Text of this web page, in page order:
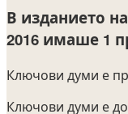
В изданието на
2016 имаше 1
Ключови думи е
Ключови думи е